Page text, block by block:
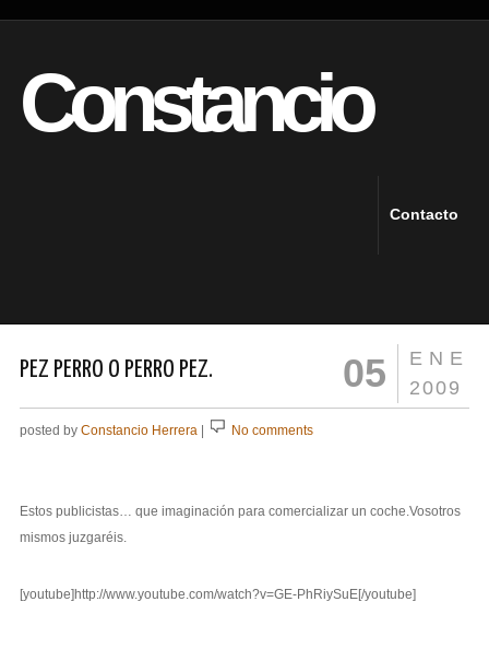
Constancio
Contacto
PEZ PERRO O PERRO PEZ.
ENE
2009
05
posted by Constancio Herrera | No comments
Estos publicistas… que imaginación para comercializar un coche.Vosotros
mismos juzgaréis.
[youtube]http://www.youtube.com/watch?v=GE-PhRiySuE[/youtube]